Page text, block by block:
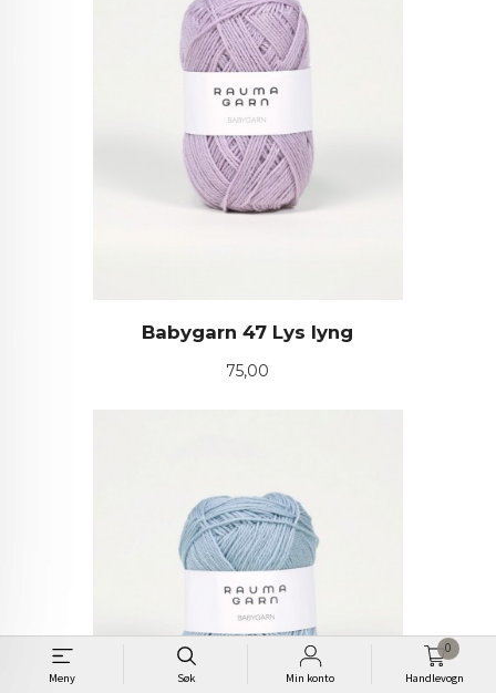
Meny Søk Min konto Handlevogn
0
Babygarn 47 Lys lyng
Pris
75,00